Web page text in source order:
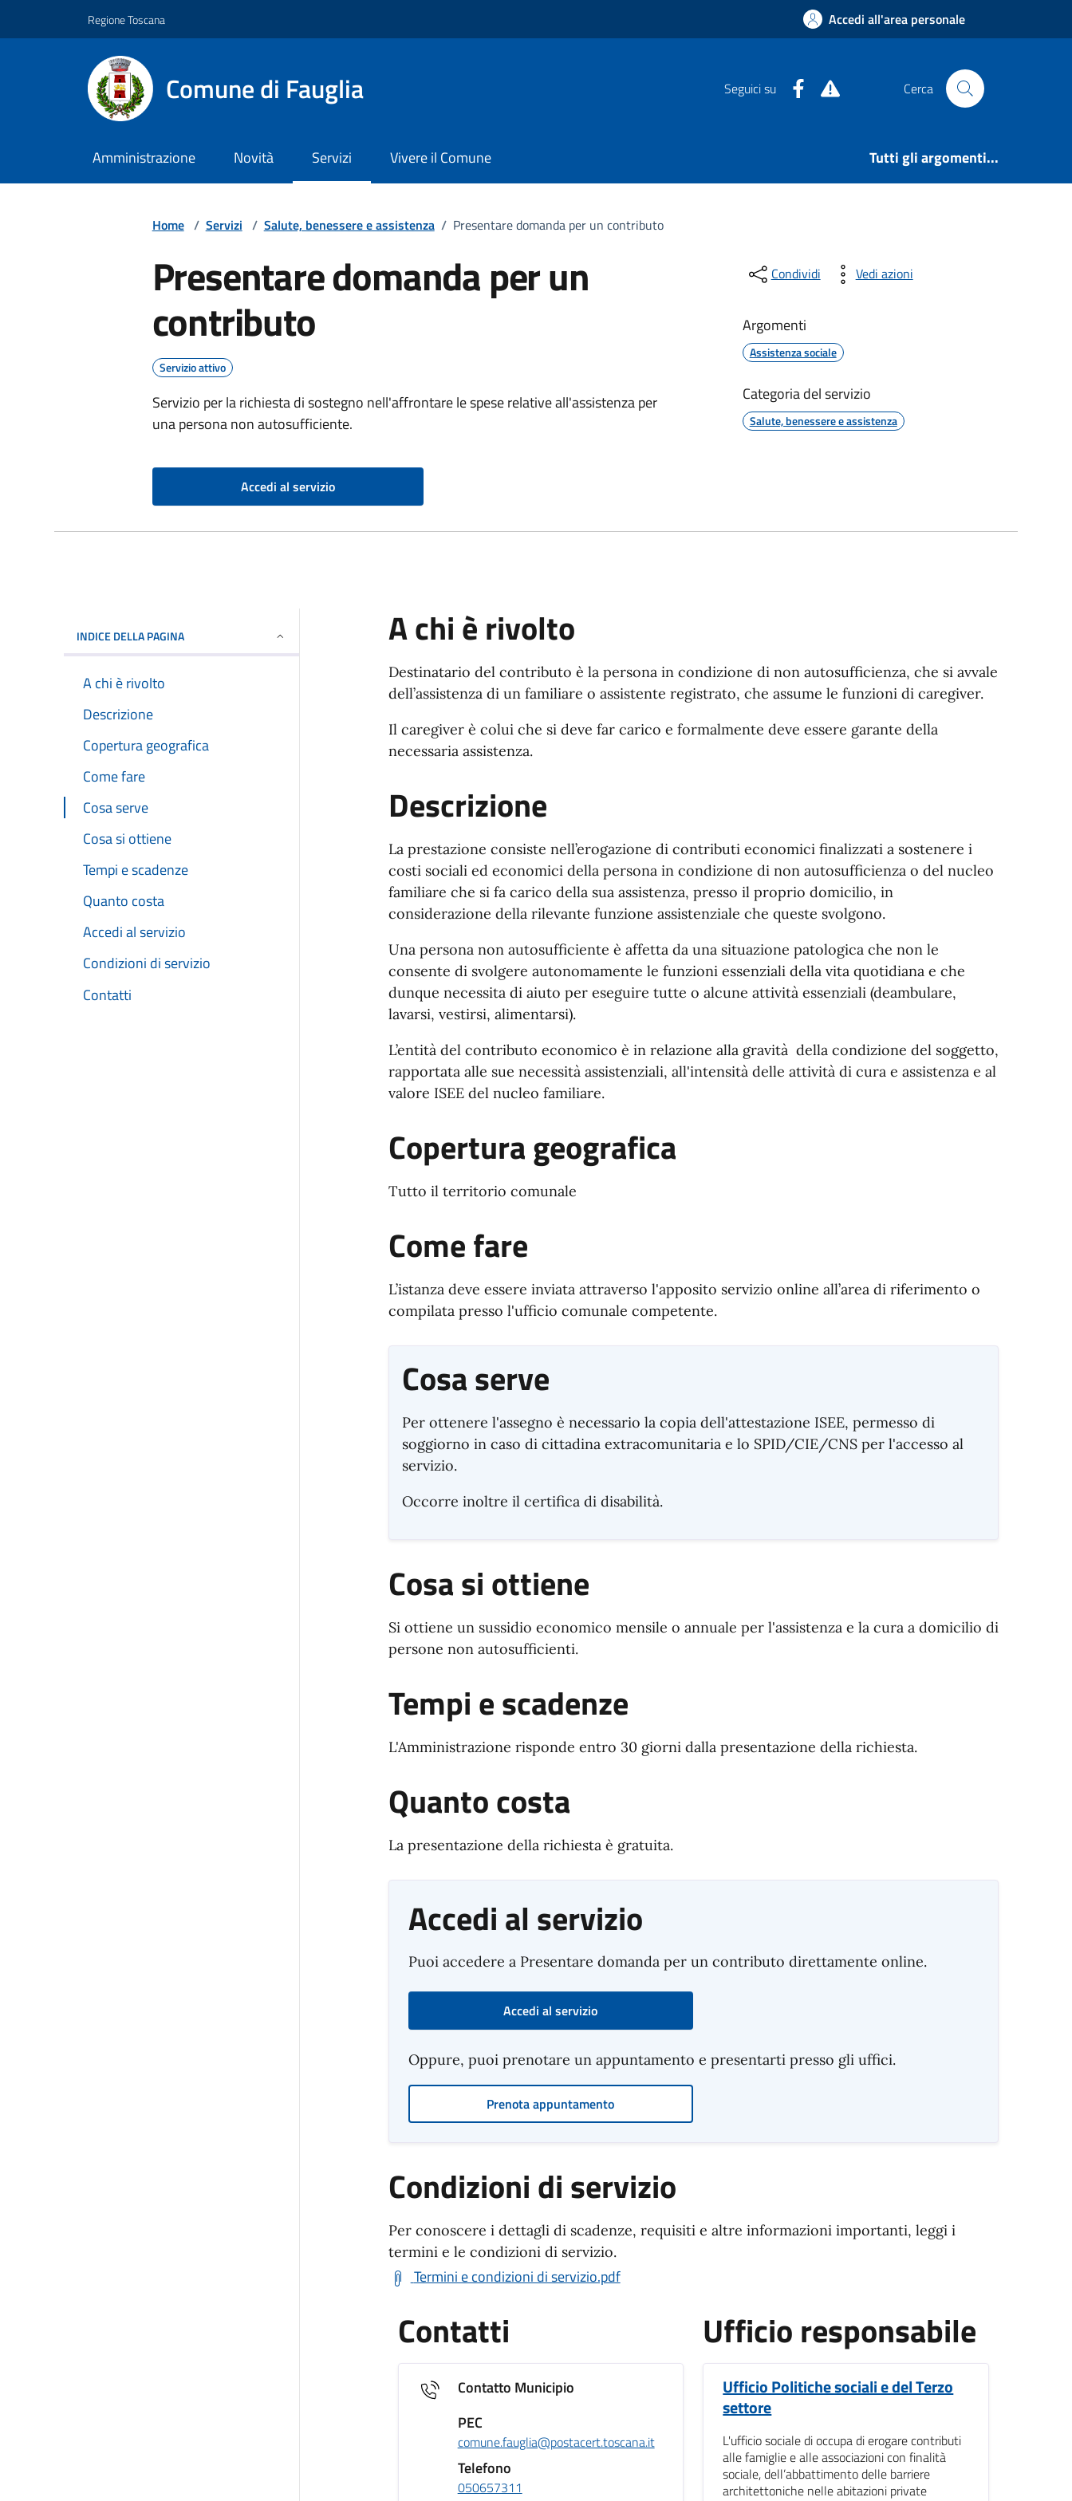
Regione Toscana Accedi all'area personale
Comune di Fauglia Seguici su FacebookAlert SystemCerca
Amministrazione Novità Servizi Vivere il Comune Tutti gli argomenti...
Home / Servizi / Salute, benessere e assistenza / Presentare domanda per un contributo
Presentare domanda per un
contributo
Servizio attivo
Servizio per la richiesta di sostegno nell'affrontare le spese relative all'assistenza per
una persona non autosufficiente.
Accedi al servizio
Condividi Vedi azioni
Argomenti
Assistenza sociale
Categoria del servizio
Salute, benessere e assistenza
INDICE DELLA PAGINA
A chi è rivolto
Descrizione
Copertura geografica
Come fare
Cosa serve
Cosa si ottiene
Tempi e scadenze
Quanto costa
Accedi al servizio
Condizioni di servizio
Contatti
A chi è rivolto
Destinatario del contributo è la persona in condizione di non autosufficienza, che si avvale
dell’assistenza di un familiare o assistente registrato, che assume le funzioni di caregiver.
Il caregiver è colui che si deve far carico e formalmente deve essere garante della
necessaria assistenza.
Descrizione
La prestazione consiste nell’erogazione di contributi economici finalizzati a sostenere i
costi sociali ed economici della persona in condizione di non autosufficienza o del nucleo
familiare che si fa carico della sua assistenza, presso il proprio domicilio, in
considerazione della rilevante funzione assistenziale che queste svolgono.
Una persona non autosufficiente è affetta da una situazione patologica che non le
consente di svolgere autonomamente le funzioni essenziali della vita quotidiana e che
dunque necessita di aiuto per eseguire tutte o alcune attività essenziali (deambulare,
lavarsi, vestirsi, alimentarsi).
L’entità del contributo economico è in relazione alla gravità della condizione del soggetto,
rapportata alle sue necessità assistenziali, all'intensità delle attività di cura e assistenza e al
valore ISEE del nucleo familiare.
Copertura geografica
Tutto il territorio comunale
Come fare
L’istanza deve essere inviata attraverso l'apposito servizio online all’area di riferimento o
compilata presso l'ufficio comunale competente.
Cosa serve
Per ottenere l'assegno è necessario la copia dell'attestazione ISEE, permesso di
soggiorno in caso di cittadina extracomunitaria e lo SPID/CIE/CNS per l'accesso al
servizio.
Occorre inoltre il certifica di disabilità.
Cosa si ottiene
Si ottiene un sussidio economico mensile o annuale per l'assistenza e la cura a domicilio di
persone non autosufficienti.
Tempi e scadenze
L'Amministrazione risponde entro 30 giorni dalla presentazione della richiesta.
Quanto costa
La presentazione della richiesta è gratuita.
Accedi al servizio
Puoi accedere a Presentare domanda per un contributo direttamente online.
Accedi al servizio
Oppure, puoi prenotare un appuntamento e presentarti presso gli uffici.
Prenota appuntamento
Condizioni di servizio
Per conoscere i dettagli di scadenze, requisiti e altre informazioni importanti, leggi i
termini e le condizioni di servizio.
Termini e condizioni di servizio.pdf
Contatti
Contatto Municipio
PEC
comune.fauglia@postacert.toscana.it
Telefono
050657311
Ufficio responsabile
Ufficio Politiche sociali e del Terzo
settore
L'ufficio sociale di occupa di erogare contributi
alle famiglie e alle associazioni con finalità
sociale, dell’abbattimento delle barriere
architettoniche nelle abitazioni private